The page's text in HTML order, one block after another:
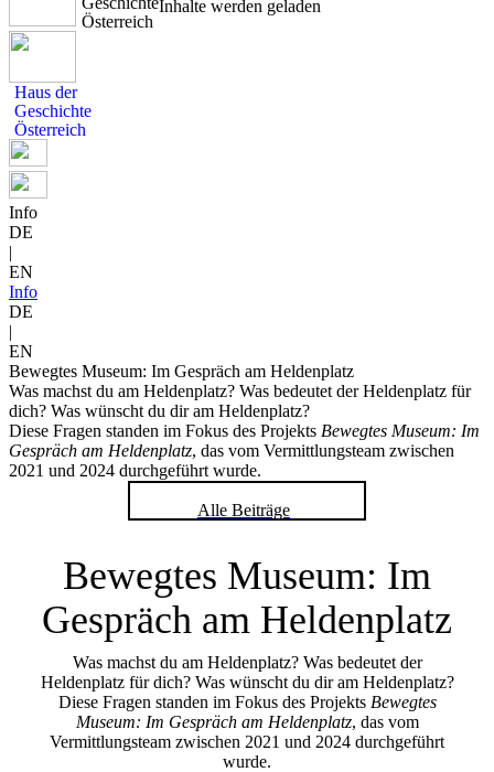
Österreich
Inhalte werden geladen
Haus der
Geschichte
Österreich
Info
DE
|
EN
Info
DE
|
EN
Bewegtes Museum: Im Gespräch am Heldenplatz
Was machst du am Heldenplatz? Was bedeutet der Heldenplatz für
dich? Was wünscht du dir am Heldenplatz?
Diese Fragen standen im Fokus des Projekts Bewegtes Museum: Im
Gespräch am Heldenplatz, das vom Vermittlungsteam zwischen
2021 und 2024 durchgeführt wurde.
Alle Beiträge
Bewegtes Museum: Im
Gespräch am Heldenplatz
Was machst du am Heldenplatz? Was bedeutet der
Heldenplatz für dich? Was wünscht du dir am Heldenplatz?
Diese Fragen standen im Fokus des Projekts Bewegtes
Museum: Im Gespräch am Heldenplatz, das vom
Vermittlungsteam zwischen 2021 und 2024 durchgeführt
wurde.